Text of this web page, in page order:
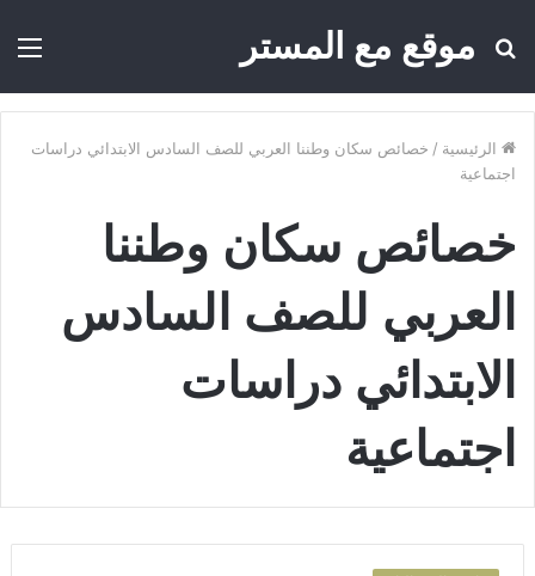
موقع مع المستر
بحث
الرئيسية / خصائص سكان وطننا العربي للصف السادس الابتدائي دراسات
اجتماعية
خصائص سكان وطننا
العربي للصف السادس
الابتدائي دراسات
اجتماعية